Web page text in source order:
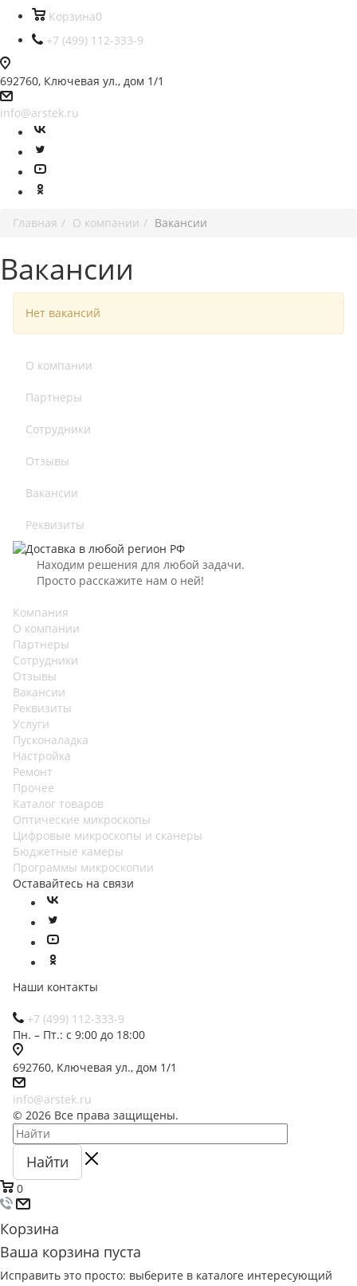
Корзина0
+7 (499) 112-333-9
692760, Ключевая ул., дом 1/1
info@arstek.ru
Главная О компании Вакансии
Вакансии
Нет вакансий
О компании
Партнеры
Сотрудники
Отзывы
Вакансии
Реквизиты
Находим решения для любой задачи.
Просто расскажите нам о ней!
Компания
О компании
Партнеры
Сотрудники
Отзывы
Вакансии
Реквизиты
Услуги
Пусконаладка
Настройка
Ремонт
Прочее
Каталог товаров
Оптические микроскопы
Цифровые микроскопы и сканеры
Бюджетные камеры
Программы микроскопии
Оставайтесь на связи
Наши контакты
+7 (499) 112-333-9
Пн. – Пт.: с 9:00 до 18:00
692760, Ключевая ул., дом 1/1
info@arstek.ru
© 2026 Все права защищены.
Найти
0
Корзина
Ваша корзина пуста
Исправить это просто: выберите в каталоге интересующий